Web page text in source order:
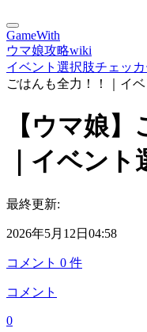
GameWith
ウマ娘攻略wiki
イベント選択肢チェッ
ごはんも全力！！｜イ
【ウマ娘
｜イベン
最終更新:
2026年5月12日04:58
コメント 0 件
コメント
0